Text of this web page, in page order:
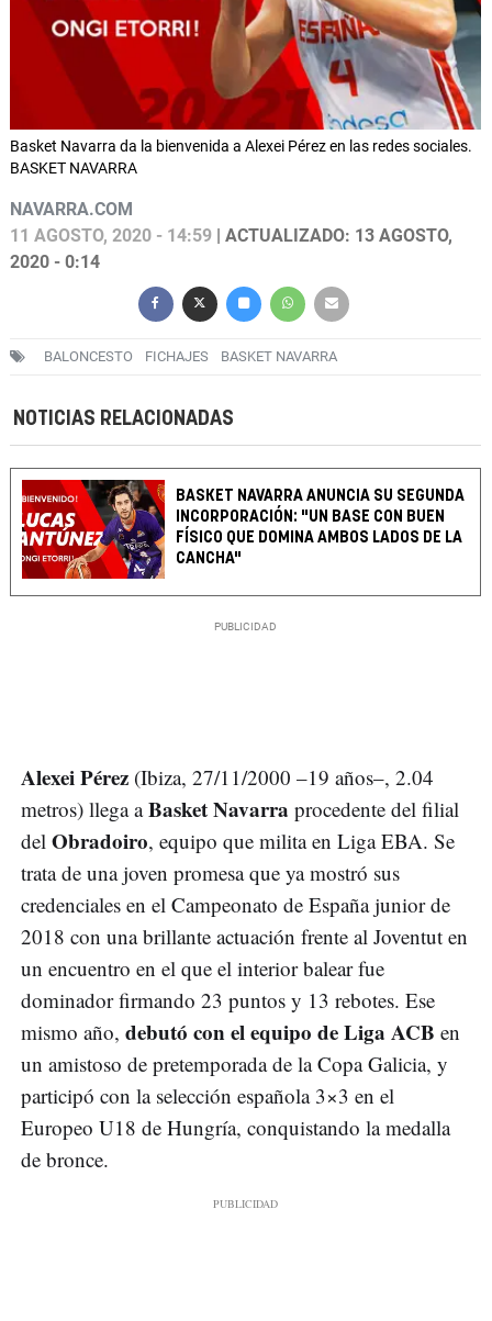
Basket Navarra da la bienvenida a Alexei Pérez en las redes sociales.
BASKET NAVARRA
NAVARRA.COM
11 AGOSTO, 2020 - 14:59 | ACTUALIZADO: 13 AGOSTO,
2020 - 0:14
BALONCESTO FICHAJES BASKET NAVARRA
NOTICIAS RELACIONADAS
BASKET NAVARRA ANUNCIA SU SEGUNDA
INCORPORACIÓN: "UN BASE CON BUEN
FÍSICO QUE DOMINA AMBOS LADOS DE LA
CANCHA"
Alexei Pérez (Ibiza, 27/11/2000 –19 años–, 2.04
metros) llega aBasket Navarra procedente del filial
del Obradoiro, equipo que milita en Liga EBA. Se
trata de una joven promesa que ya mostró sus
credenciales en el Campeonato de España junior de
2018 con una brillante actuación frente al Joventut en
un encuentro en el que el interior balear fue
dominador firmando 23 puntos y 13 rebotes. Ese
mismo año, debutó con el equipo de Liga ACB en
un amistoso de pretemporada de la Copa Galicia, y
participó con la selección española 3×3 en el
Europeo U18 de Hungría, conquistando la medalla
de bronce.